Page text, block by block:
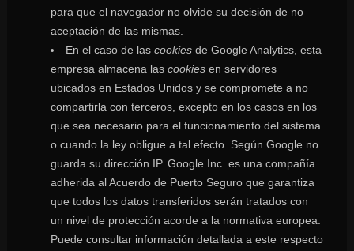
para que el navegador no olvide su decisión de no
aceptación de las mismas.
En el caso de las cookiesde Google Analytics, esta
empresa almacena las cookiesen servidores
ubicados en Estados Unidos y se compromete a no
compartirla con terceros, excepto en los casos en los
que sea necesario para el funcionamiento del sistema
o cuando la ley obligue a tal efecto. Según Google no
guarda su dirección IP. Google Inc. es una compañía
adherida al Acuerdo de Puerto Seguro que garantiza
que todos los datos transferidos serán tratados con
un nivel de protección acorde a la normativa europea.
Puede consultar información detallada a este respecto